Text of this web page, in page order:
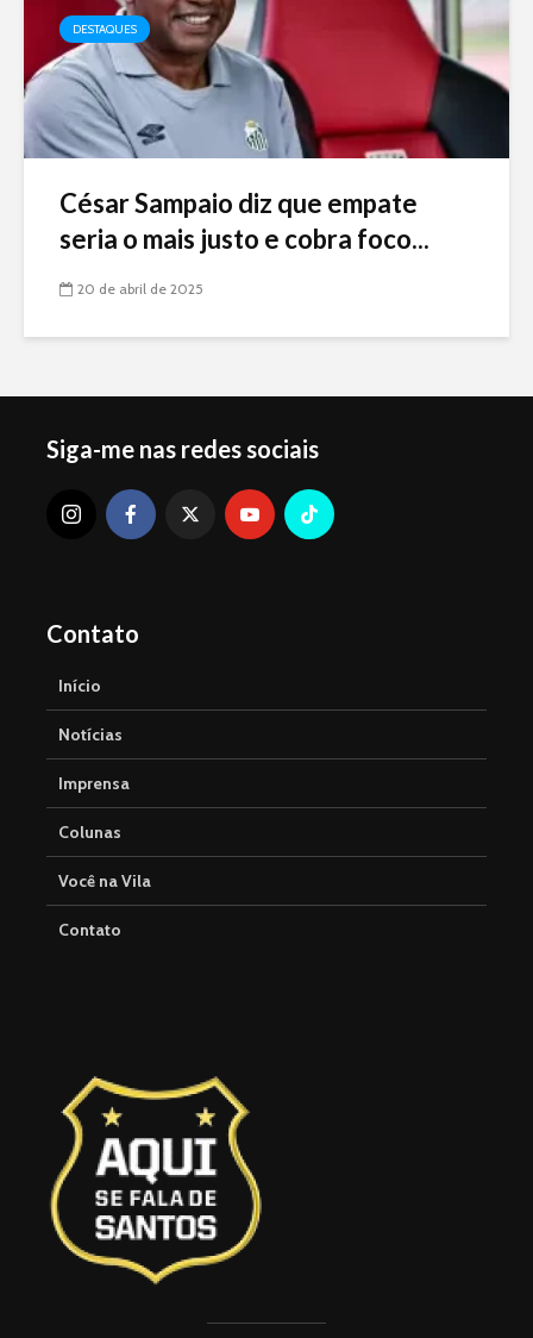
DESTAQUES
César Sampaio diz que empate
seria o mais justo e cobra foco...
20 de abril de 2025
Siga-me nas redes sociais
Contato
Início
Notícias
Imprensa
Colunas
Você na Vila
Contato